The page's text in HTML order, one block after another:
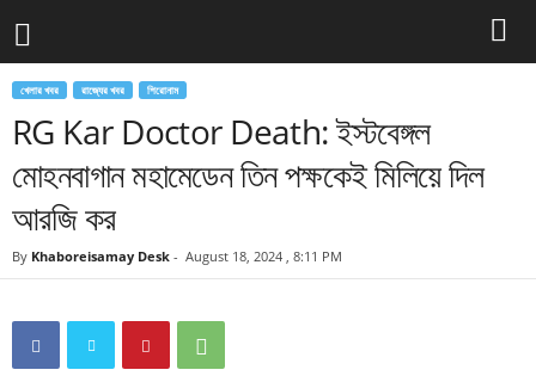
খেলার খবর রাজ্যের খবর শিরোনাম
RG Kar Doctor Death: ইস্টবেঙ্গল
মোহনবাগান মহামেডেন তিন পক্ষকেই মিলিয়ে দিল
আরজি কর
By Khaboreisamay Desk - August 18, 2024 , 8:11 PM